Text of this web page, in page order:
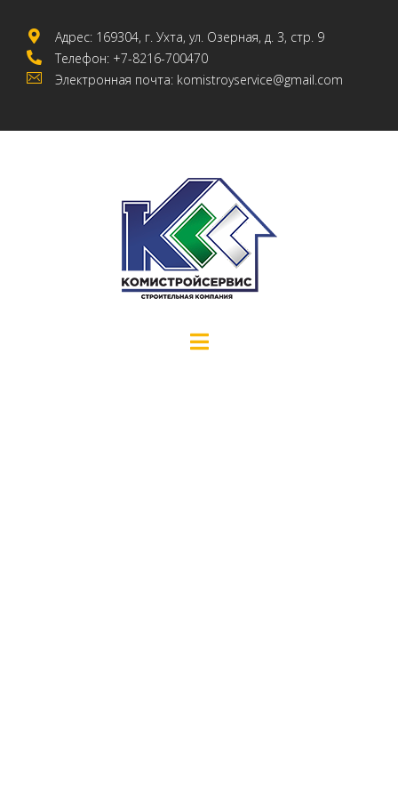
Адрес: 169304, г. Ухта, ул. Озерная, д. 3, стр. 9
Телефон: +7-8216-700470
Электронная почта: komistroyservice@gmail.com